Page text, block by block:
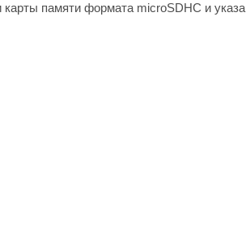
памяти формата microSDHC и